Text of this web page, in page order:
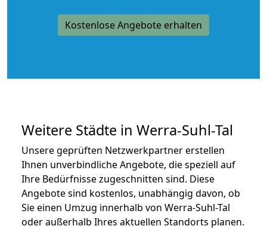
Kostenlose Angebote erhalten
Weitere Städte in Werra-Suhl-Tal
Unsere geprüften Netzwerkpartner erstellen
Ihnen unverbindliche Angebote, die speziell auf
Ihre Bedürfnisse zugeschnitten sind. Diese
Angebote sind kostenlos, unabhängig davon, ob
Sie einen Umzug innerhalb von Werra-Suhl-Tal
oder außerhalb Ihres aktuellen Standorts planen.